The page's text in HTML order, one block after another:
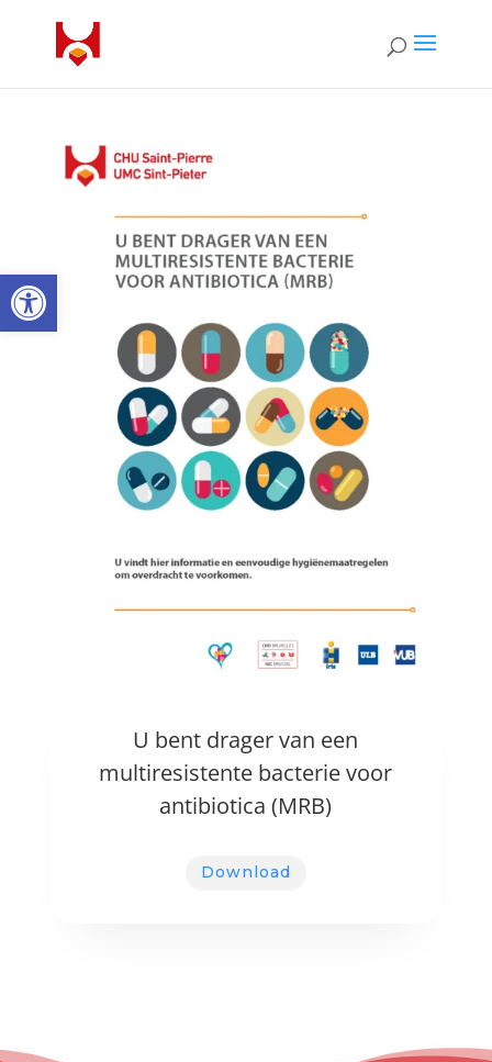
Open toolbar
U bent drager van een
multiresistente bacterie voor
antibiotica (MRB)
Download